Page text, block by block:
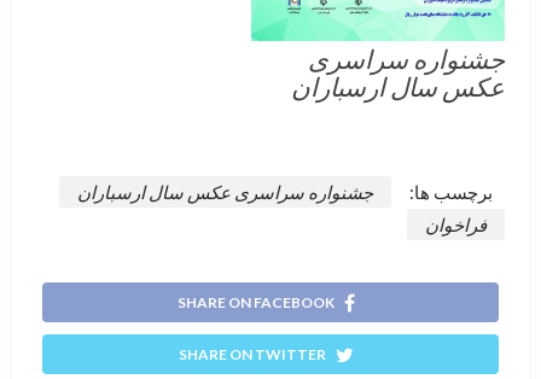
جشنواره سراسری
عکس سال ارسباران
برچسب ها:
جشنواره سراسری عکس سال ارسباران
فراخوان
SHARE ON FACEBOOK
SHARE ON TWITTER